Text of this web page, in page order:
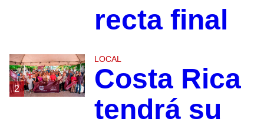
recta final
2
LOCAL
Costa Rica
tendrá su